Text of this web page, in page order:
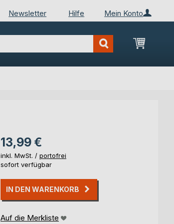
Mein Konto
Newsletter Hilfe
Mein
13,99 €
inkl. MwSt. / portofrei
sofort verfügbar
IN DEN WARENKORB
Auf die Merkliste